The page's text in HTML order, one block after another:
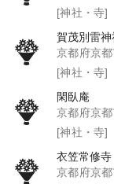
[神社・寺]
賀茂別雷神
京都府京
[神社・寺]
閑臥庵
京都府京
[神社・寺]
衣笠常修寺
京都府京